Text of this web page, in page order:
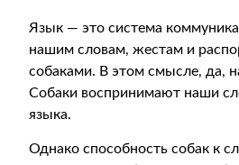
Язык — это система
нашим словам, жестам и
собаками. В этом смысле, да,
Собаки воспринимают наши
языка.
Однако способность собак к